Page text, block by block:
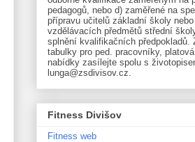
pedagogů, nebo d) zaměřené na
přípravu učitelů základní školy
vzdělávacích předmětů střední
splnění kvalifikačních předpokladů.
tabulky pro ped. pracovníky,
nabídky zasílejte spolu s
lunga@zsdivisov.cz.
Fitness Divišov
Fitness web